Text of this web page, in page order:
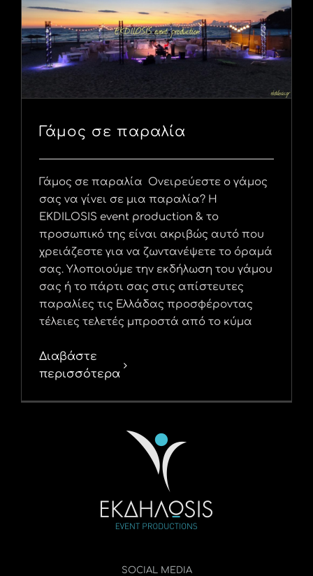
Γάμος σε παραλία
Γάμος σε παραλία Ονειρεύεστε ο γάμος
σας να γίνει σε μια παραλία? Η
EKDILOSIS event production & το
προσωπικό της είναι ακριβώς αυτό που
χρειάζεστε για να ζωντανέψετε το όραμά
σας. Υλοποιούμε την εκδήλωση του γάμου
σας ή το πάρτι σας στις απίστευτες
παραλίες τις Ελλάδας προσφέροντας
τέλειες τελετές μπροστά από το κύμα
Διαβάστε
περισσότερα
SOCIAL MEDIA